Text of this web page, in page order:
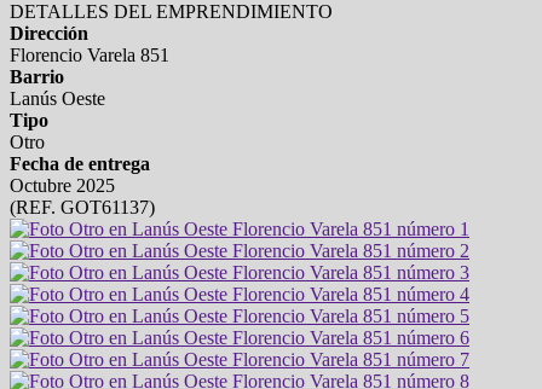
DETALLES DEL EMPRENDIMIENTO
Dirección
Florencio Varela 851
Barrio
Lanús Oeste
Tipo
Otro
Fecha de entrega
Octubre 2025
(REF. GOT61137)